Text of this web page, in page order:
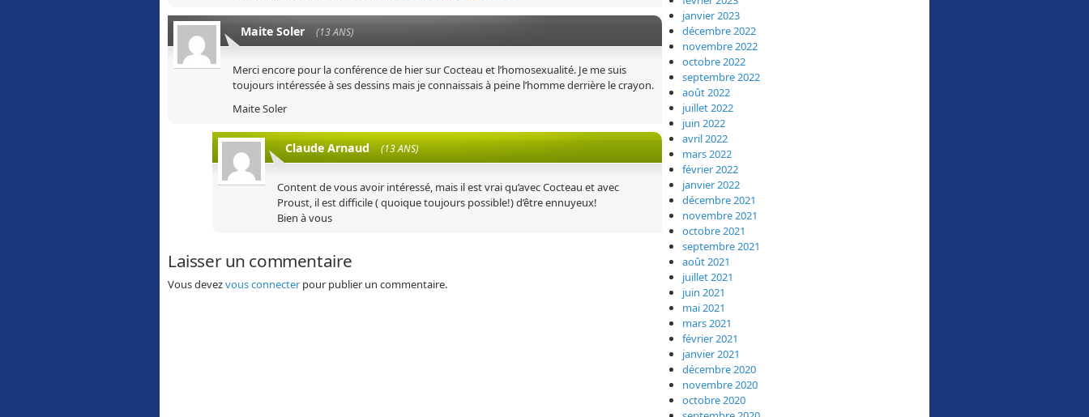
Maite Soler (13 ANS)
Merci encore pour la conférence de hier sur Cocteau et l’homosexualité. Je me suis
toujours intéressée à ses dessins mais je connaissais à peine l’homme derrière le crayon.
Maite Soler
Claude Arnaud (13 ANS)
Content de vous avoir intéressé, mais il est vrai qu’avec Cocteau et avec
Proust, il est difficile ( quoique toujours possible!) d’être ennuyeux!
Bien à vous
Laisser un commentaire
Vous devezvous connecter pour publier un commentaire.
janvier 2023
décembre 2022
novembre 2022
octobre 2022
septembre 2022
août 2022
juillet 2022
juin 2022
avril 2022
mars 2022
février 2022
janvier 2022
décembre 2021
novembre 2021
octobre 2021
septembre 2021
août 2021
juillet 2021
juin 2021
mai 2021
mars 2021
février 2021
janvier 2021
décembre 2020
novembre 2020
octobre 2020